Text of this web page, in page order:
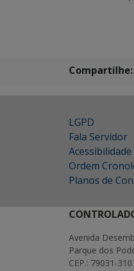
Compartilhe:
LGPD
Fala Servidor
Acessibilidade
Ordem
Planos de
Avenida
Parque dos
CEP.: 79031-310